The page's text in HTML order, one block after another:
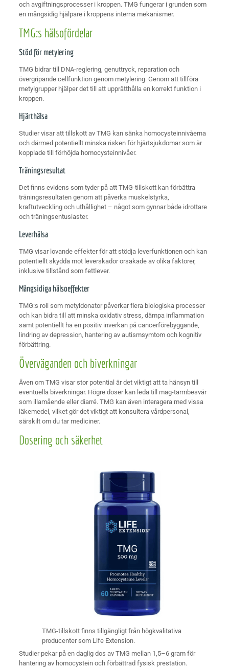
och avgiftningsprocesser i kroppen. TMG fungerar i grunden som
en mångsidig hjälpare i kroppens interna mekanismer.
TMG:s hälsofördelar
Stöd för metylering
TMG bidrar till DNA-reglering, genuttryck, reparation och
övergripande cellfunktion genom metylering. Genom att tillföra
metylgrupper hjälper det till att upprätthålla en korrekt funktion i
kroppen.
Hjärthälsa
Studier visar att tillskott av TMG kan sänka homocysteinnivåerna
och därmed potentiellt minska risken för hjärtsjukdomar som är
kopplade till förhöjda homocysteinnivåer.
Träningsresultat
Det finns evidens som tyder på att TMG-tillskott kan förbättra
träningsresultaten genom att påverka muskelstyrka,
kraftutveckling och uthållighet – något som gynnar både idrottare
och träningsentusiaster.
Leverhälsa
TMG visar lovande effekter för att stödja leverfunktionen och kan
potentiellt skydda mot leverskador orsakade av olika faktorer,
inklusive tillstånd som fettlever.
Mångsidiga hälsoeffekter
TMG:s roll som metyldonator påverkar flera biologiska processer
och kan bidra till att minska oxidativ stress, dämpa inflammation
samt potentiellt ha en positiv inverkan på cancerförebyggande,
lindring av depression, hantering av autismsymtom och kognitiv
förbättring.
Överväganden och biverkningar
Även om TMG visar stor potential är det viktigt att ta hänsyn till
eventuella biverkningar. Högre doser kan leda till mag-tarmbesvär
som illamående eller diarré. TMG kan även interagera med vissa
läkemedel, vilket gör det viktigt att konsultera vårdpersonal,
särskilt om du tar mediciner.
Dosering och säkerhet
TMG-tillskott finns tillgängligt från högkvalitativa
producenter som Life Extension.
Studier pekar på en daglig dos av TMG mellan 1,5–6 gram för
hantering av homocystein och förbättrad fysisk prestation.